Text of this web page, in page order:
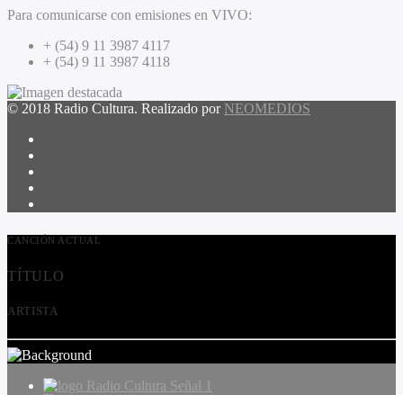
Para comunicarse con emisiones en VIVO:
+ (54) 9 11 3987 4117
+ (54) 9 11 3987 4118
© 2018 Radio Cultura. Realizado por NEOMEDIOS
CANCIÓN ACTUAL
TÍTULO
ARTISTA
Radio Cultura Señal 1